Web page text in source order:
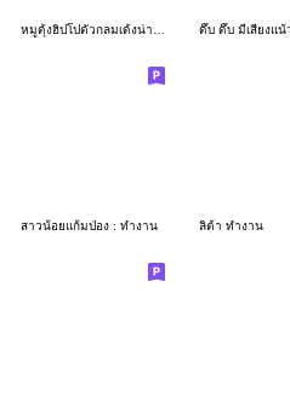
หมูดุ้งฮิปโปตัวกลมเด้งน่ารัก
สาวน้อยแก้มป่อง : ทำงาน ลิต้า ทำงาน